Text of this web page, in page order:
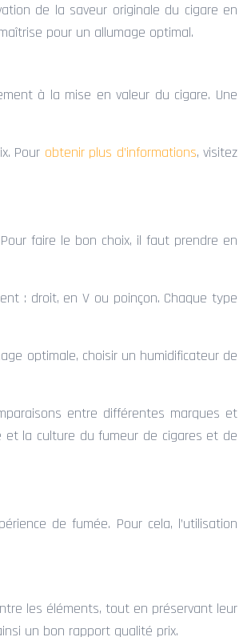
de la saveur originale du cigare en
pour un allumage optimal.
à la mise en valeur du cigare. Une
Pour obtenir plus d’informations, visitez
faire le bon choix, il faut prendre en
: droit, en V ou poinçon. Chaque type
optimale, choisir un humidificateur de
entre différentes marques et
et la culture du fumeur de cigares et de
de fumée. Pour cela, l’utilisation
les éléments, tout en préservant leur
un bon rapport qualité prix.